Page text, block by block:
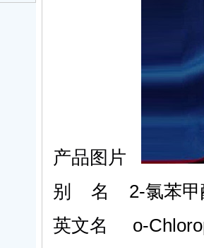
产品图片
别
名 2-氯苯
英文名
o-